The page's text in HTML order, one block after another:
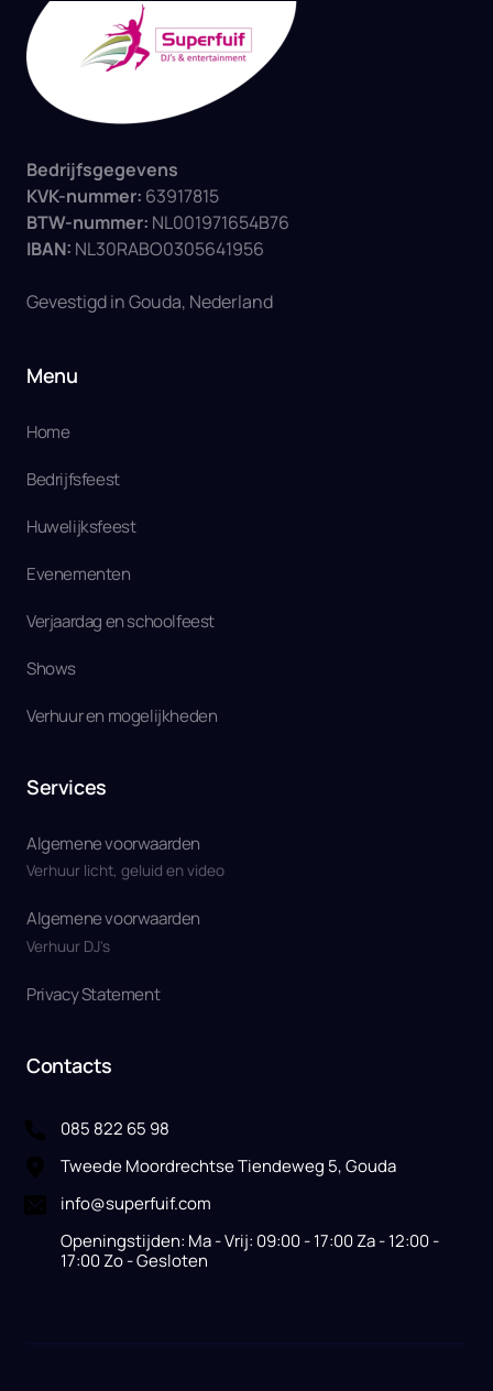
Bedrijfsgegevens
KVK-nummer:
BTW-nummer:
IBAN: NL30RABO0305641956
Gevestigd in Gouda, Nederland
Menu
Home
Bedrijfsfeest
Huwelijksfeest
Evenementen
Verjaardag en schoolfeest
Shows
Verhuur en mogelijkheden
Services
Algemene voorwaarden
Verhuur licht, geluid en video
Algemene voorwaarden
Verhuur DJ's
Privacy Statement
Contacts
085 822 65 98
Tweede Moordrechtse Tiendeweg 5, Gouda
info@superfuif.com
Openingstijden: Ma - Vrij: 09:00 - 17:00 Za - 12:00 -
17:00 Zo - Gesloten